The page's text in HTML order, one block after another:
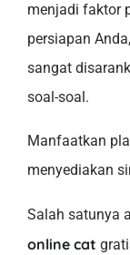
menjadi faktor
persiapan
sangat
soal-soal.
Manfaatkan
menyediakan
Salah satunya
online cat